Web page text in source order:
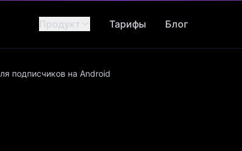
Продукт Тарифы Блог
подписчиков на Android